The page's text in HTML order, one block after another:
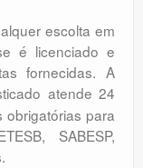
escolta em
é licenciado e
fornecidas. A
atende 24
para
SABESP,